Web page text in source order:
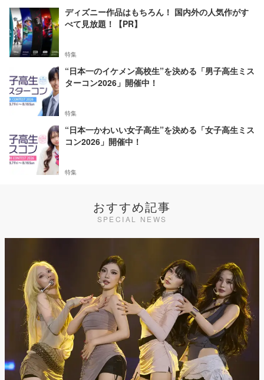
ディズニー作品はもちろん！ 国内外の人気作がす
べて見放題！【PR】
特集
“日本一のイケメン高校生”を決める「男子高生ミス
ターコン2026」開催中！
特集
“日本一かわいい女子高生”を決める「女子高生ミス
コン2026」開催中！
特集
おすすめ記事
SPECIAL NEWS